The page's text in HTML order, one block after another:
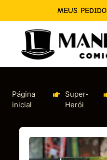
MEUS
Página
inicial
Super-
Herói